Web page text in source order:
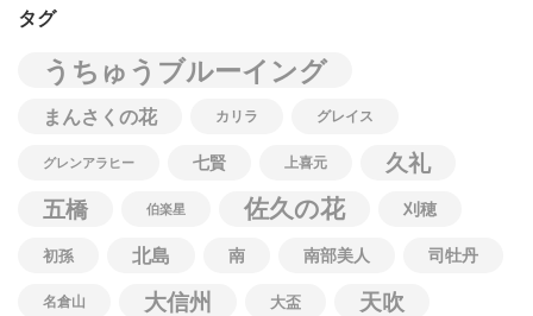
タグ
うちゅうブルーイング
まんさくの花 カリラ グレイス
グレンアラヒー 七賢 上喜元
久礼
五橋
伯楽星 佐久の花 刈穂
初孫 北島 南 南部美人 司牡丹
名倉山 大信州 大盃 天吹